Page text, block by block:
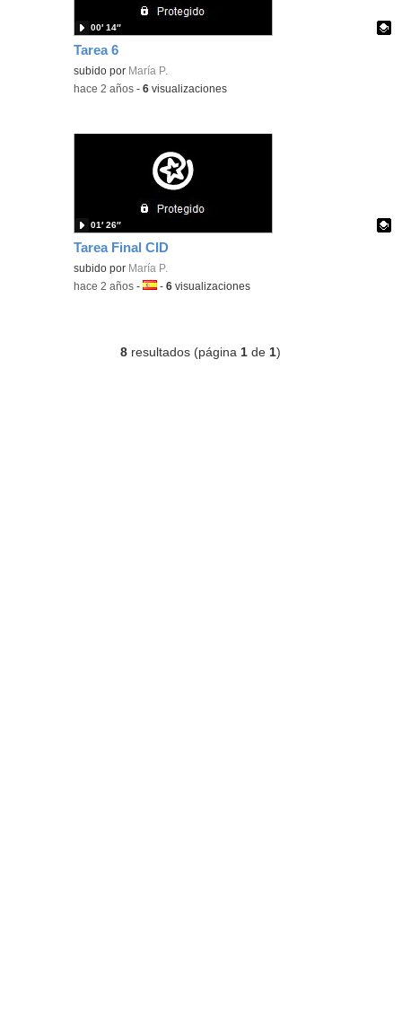
Tarea 6
Contenido educativo.
subido por María P.
00′ 14″
-hace 2 años -6 visualizaciones
Tarea Final CID
Contenido educativo.
subido por María P.
01′ 26″
-hace 2 años -Idioma:
-6 visualizaciones
8 resultados (página 1 de 1)